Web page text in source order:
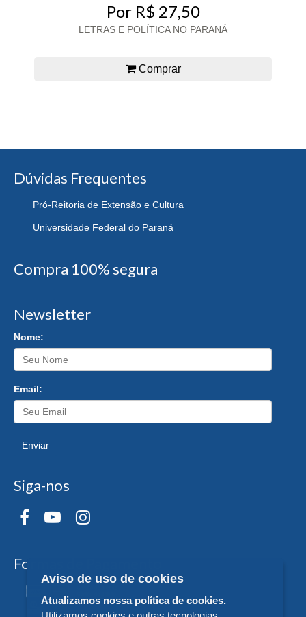
Por R$ 27,50
LETRAS E POLÍTICA NO PARANÁ
Comprar
Dúvidas Frequentes
Pró-Reitoria de Extensão e Cultura
Universidade Federal do Paraná
Compra 100% segura
Newsletter
Nome:
Email:
Enviar
Siga-nos
Formas de Pagamento
Aviso de uso de cookies
Atualizamos nossa política de cookies.